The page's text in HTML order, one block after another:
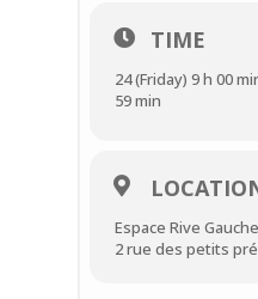
TIME
24 (Friday) 9 h 00
59 min
Espace Rive Gauche
2 rue des petits